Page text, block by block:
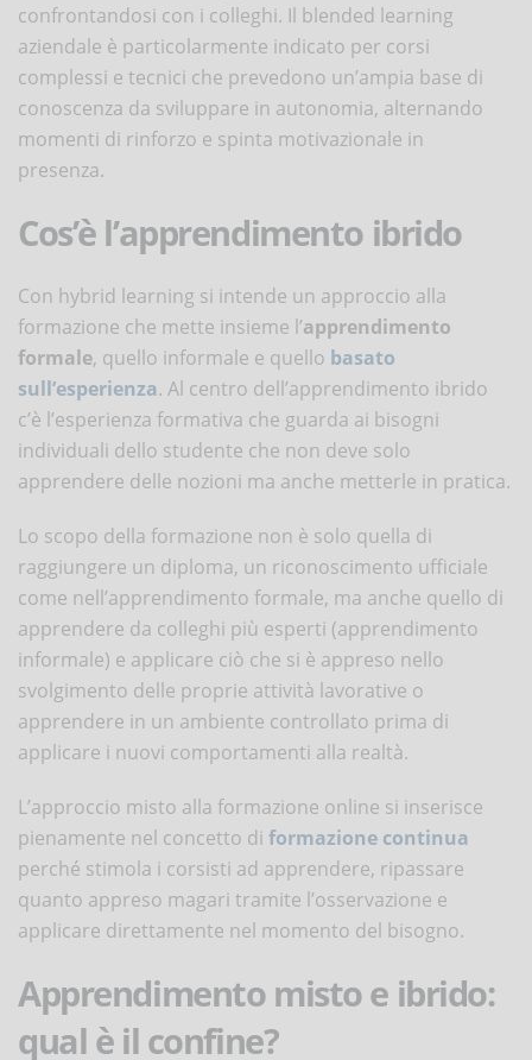
confrontandosi con i colleghi. Il blended learning
aziendale è particolarmente indicato per corsi
complessi e tecnici che prevedono un’ampia base di
conoscenza da sviluppare in autonomia, alternando
momenti di rinforzo e spinta motivazionale in
presenza.
Cos’è l’apprendimento ibrido
Con hybrid learning si intende un approccio alla
formazione che mette insieme l’apprendimento
formale, quello informale e quello basato
sull’esperienza. Al centro dell’apprendimento ibrido
c’è l’esperienza formativa che guarda ai bisogni
individuali dello studente che non deve solo
apprendere delle nozioni ma anche metterle in pratica.
Lo scopo della formazione non è solo quella di
raggiungere un diploma, un riconoscimento ufficiale
come nell’apprendimento formale, ma anche quello di
apprendere da colleghi più esperti (apprendimento
informale) e applicare ciò che si è appreso nello
svolgimento delle proprie attività lavorative o
apprendere in un ambiente controllato prima di
applicare i nuovi comportamenti alla realtà.
L’approccio misto alla formazione online si inserisce
pienamente nel concetto di formazione continua
perché stimola i corsisti ad apprendere, ripassare
quanto appreso magari tramite l’osservazione e
applicare direttamente nel momento del bisogno.
Apprendimento misto e ibrido:
qual è il confine?